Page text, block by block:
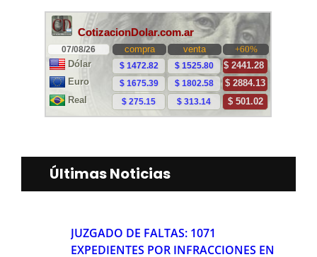
Últimas Noticias
JUZGADO DE FALTAS: 1071
EXPEDIENTES POR INFRACCIONES EN